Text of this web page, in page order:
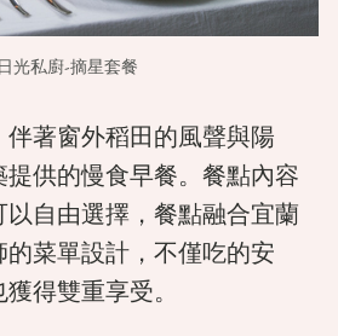
日光私廚-摘星套餐
著窗外稻田的風聲與陽
供的慢食早餐。餐點內容
自由選擇，餐點融合宜蘭
菜單設計，不僅吃的安
得雙重享受。